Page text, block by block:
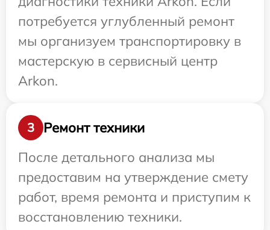
потребуется углубленный ремонт
мы организуем транспортировку в
мастерскую в сервисный центр
Arkon.
3
Ремонт техники
После детального анализа мы
предоставим на утверждение смету
работ, время ремонта и приступим к
восстановлению техники.